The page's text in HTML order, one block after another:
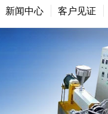
新闻中心 客户见证